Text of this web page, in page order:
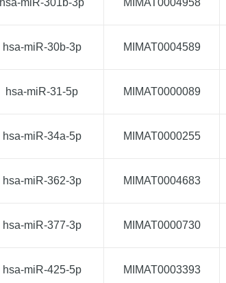
hsa-miR-301b-3p MIMAT0004958
hsa-miR-30b-3p MIMAT0004589
hsa-miR-31-5p MIMAT0000089
hsa-miR-34a-5p MIMAT0000255
hsa-miR-362-3p MIMAT0004683
hsa-miR-377-3p MIMAT0000730
hsa-miR-425-5p MIMAT0003393